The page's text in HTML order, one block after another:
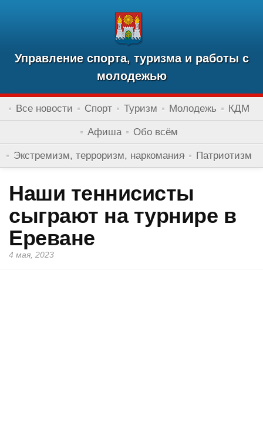
Управление спорта, туризма и работы с
молодежью
Все новости Спорт Туризм Молодежь КДМ
Афиша Обо всём
Экстремизм, терроризм, наркомания Патриотизм
Наши теннисисты
сыграют на турнире в
Ереване
4 мая, 2023